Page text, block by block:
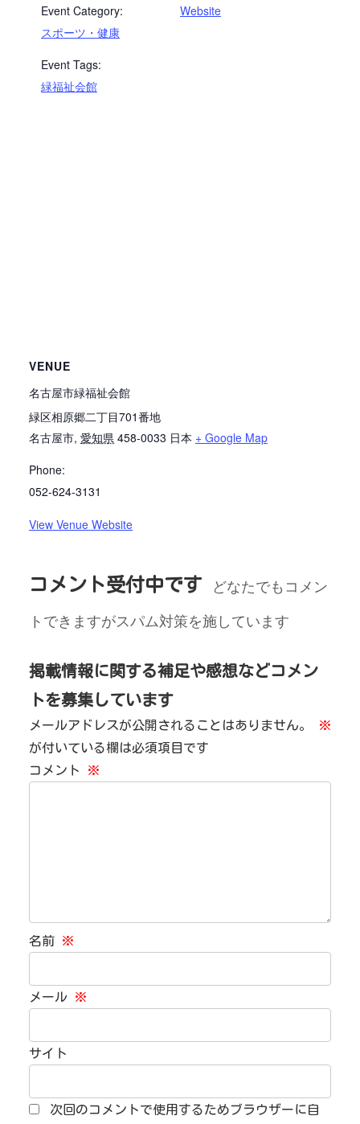
Event Category:
スポーツ・健康
Event Tags:
緑福祉会館
Website
VENUE
名古屋市緑福祉会館
緑区相原郷二丁目701番地
名古屋市, 愛知県 458-0033 日本 + Google Map
Phone:
052-624-3131
View Venue Website
コメント受付中です
どなたでもコメン
トできますがスパム対策を施しています
掲載情報に関する補足や感想などコメン
トを募集しています
メールアドレスが公開されることはありません。
※
が付いている欄は必須項目です
コメント
※
名前 ※
メール ※
サイト
次回のコメントで使用するためブラウザーに自